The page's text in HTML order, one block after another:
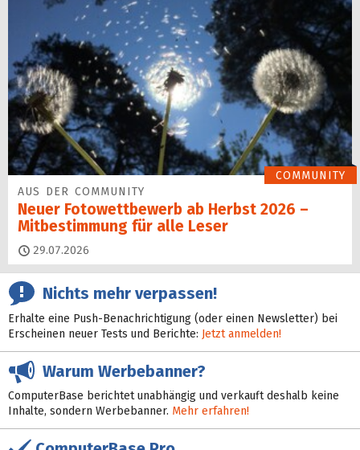
COMMUNITY
AUS DER COMMUNITY
Neuer Fotowettbewerb ab Herbst 2026 –
Mitbestimmung für alle Leser
29.07.2026
Nichts mehr verpassen!
Erhalte eine Push-Benachrichtigung (oder einen Newsletter) bei
Erscheinen neuer Tests und Berichte: Jetzt anmelden!
Warum Werbebanner?
ComputerBase berichtet unabhängig und verkauft deshalb keine
Inhalte, sondern Werbebanner. Mehr erfahren!